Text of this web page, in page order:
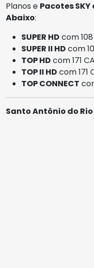
Planos e Pacotes
Abaixo:
SUPER HD com 108
SUPER II HD com
TOP HD com 171
TOP II HD com 171
TOP CONNECT
Santo Antônio do